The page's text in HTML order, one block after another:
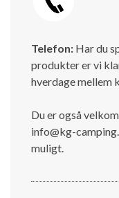
Telefon: Har du
produkter er vi
hverdage mellem
Du er også
info@kg-
muligt.